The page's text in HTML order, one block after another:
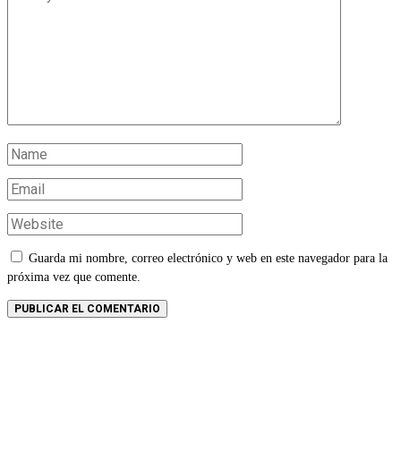
Guarda mi nombre, correo electrónico y web en este navegador para la
próxima vez que comente.